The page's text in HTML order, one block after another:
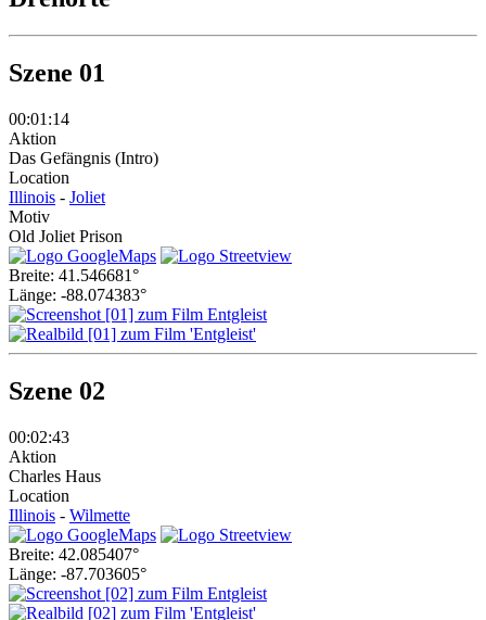
Szene 01
00:01:14
Aktion
Das Gefängnis (Intro)
Location
Illinois - Joliet
Motiv
Old Joliet Prison
Breite: 41.546681°
Länge: -88.074383°
Szene 02
00:02:43
Aktion
Charles Haus
Location
Illinois - Wilmette
Breite: 42.085407°
Länge: -87.703605°